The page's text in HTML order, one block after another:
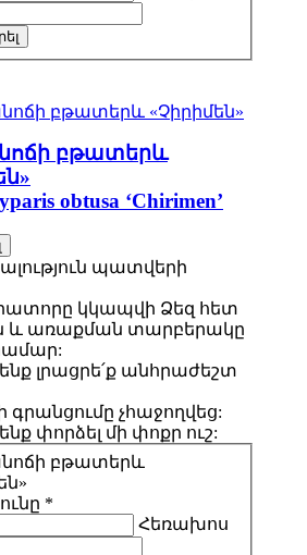
բթատերև
obtusa ‘Chirimen’
պատվերի
կկապվի Ձեզ հետ
և առաքման տարբերակը
լրացրե՛ք անհրաժեշտ
չհաջողվեց:
փորձել մի փոքր ուշ:
բթատերև
*
Հեռախոս